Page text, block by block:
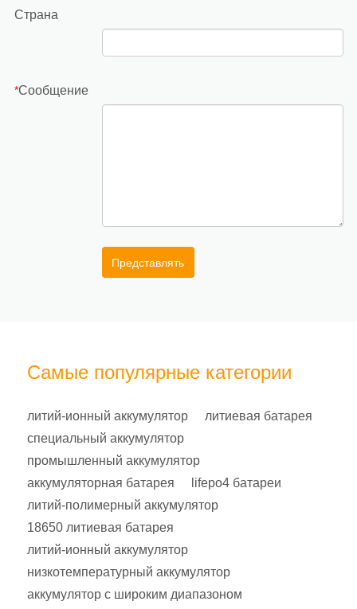
Страна
*Сообщение
Представлять
Самые популярные категории
литий-ионный аккумулятор
литиевая батарея
специальный аккумулятор
промышленный аккумулятор
аккумуляторная батарея
lifepo4 батареи
литий-полимерный аккумулятор
18650 литиевая батарея
литий-ионный аккумулятор
низкотемпературный аккумулятор
аккумулятор с широким диапазоном